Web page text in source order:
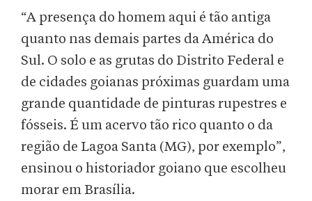
“A presença do homem aqui é tão antiga
quanto nas demais partes da América do
Sul. O solo e as grutas do Distrito Federal e
de cidades goianas próximas guardam uma
grande quantidade de pinturas rupestres e
fósseis. É um acervo tão rico quanto o da
região de Lagoa Santa (MG), por exemplo”,
ensinou o historiador goiano que escolheu
morar em Brasília.